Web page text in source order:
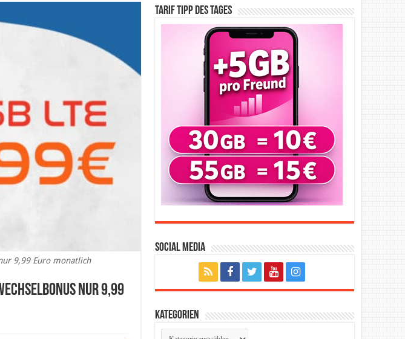
9,99 Euro monatlich
nur 9,99
Tarif Tipp des Tages
Social Media
Kategorien
Kategorien